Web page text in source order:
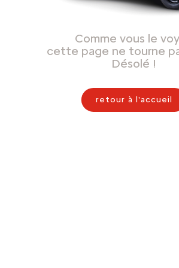
Comme vous le
cette page ne tourne
Désolé !
retour à l'accueil